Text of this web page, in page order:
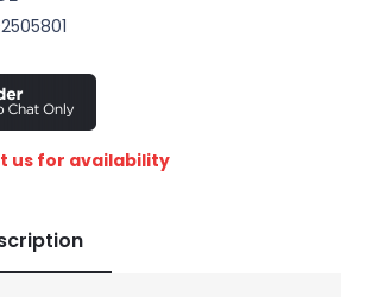
us for availability